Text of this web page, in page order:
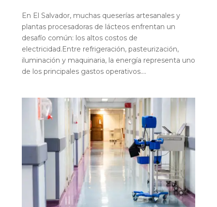
En El Salvador, muchas queserías artesanales y
plantas procesadoras de lácteos enfrentan un
desafío común: los altos costos de
electricidad.Entre refrigeración, pasteurización,
iluminación y maquinaria, la energía representa uno
de los principales gastos operativos....